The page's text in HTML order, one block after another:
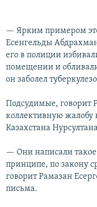
— Ярким примером
Есенгельды
его в полиции
помещении и обливали
он заболел
Подсудимые, говорит
коллективную жалобу
Казахстана
— Они написали
принципе, по закону
говорит Рамазан
письма.